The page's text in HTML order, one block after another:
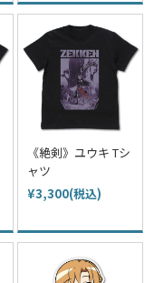
《絶剣》ユウキ Tシ
ャツ
¥3,300(税込)